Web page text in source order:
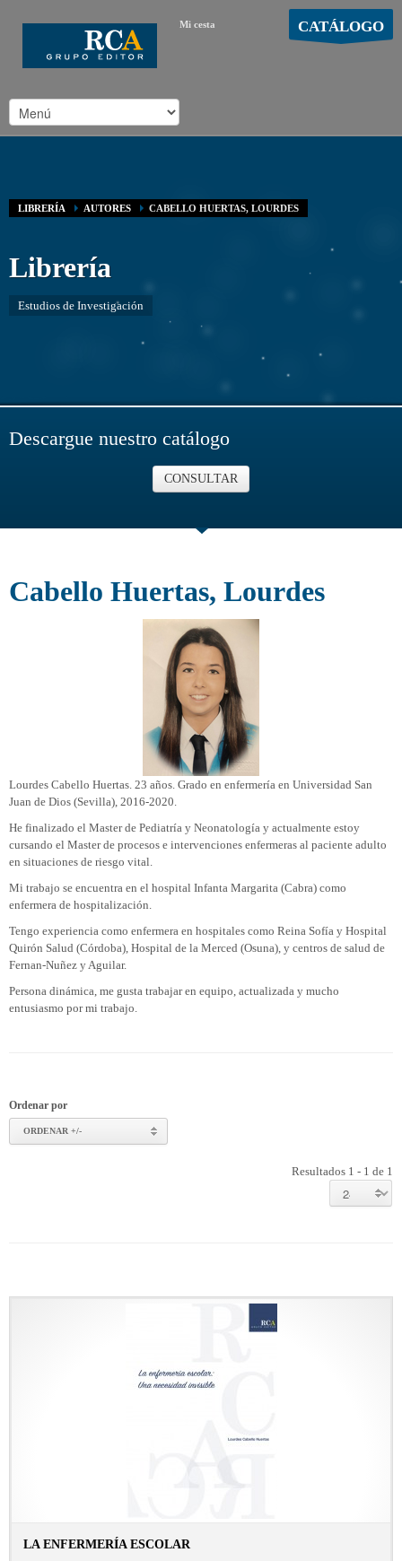
Mi cesta CATÁLOGO
LIBRERÍA AUTORES CABELLO HUERTAS, LOURDES
Librería
Estudios de Investigación
Descargue nuestro catálogo
CONSULTAR
Cabello Huertas, Lourdes
Lourdes Cabello Huertas. 23 años. Grado en enfermería en Universidad San
Juan de Dios (Sevilla), 2016-2020.
He finalizado el Master de Pediatría y Neonatología y actualmente estoy
cursando el Master de procesos e intervenciones enfermeras al paciente adulto
en situaciones de riesgo vital.
Mi trabajo se encuentra en el hospital Infanta Margarita (Cabra) como
enfermera de hospitalización.
Tengo experiencia como enfermera en hospitales como Reina Sofía y Hospital
Quirón Salud (Córdoba), Hospital de la Merced (Osuna), y centros de salud de
Fernan-Nuñez y Aguilar.
Persona dinámica, me gusta trabajar en equipo, actualizada y mucho
entusiasmo por mi trabajo.
Ordenar por
ORDENAR +/-
Resultados 1 - 1 de 1
LA ENFERMERÍA ESCOLAR